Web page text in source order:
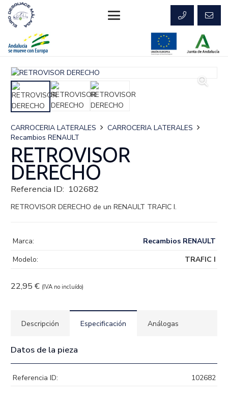
CARROCERIA LATERALES
CARROCERIA LATERALES
Recambios RENAULT
RETROVISOR
DERECHO
Referencia ID: 102682
RETROVISOR DERECHO de un RENAULT TRAFIC I.
22,95 € (IVA no incluído)
Marca:
Recambios RENAULT
Modelo:
TRAFIC I
Descripción Especificación Análogas
Datos de la pieza
Referencia ID: 102682